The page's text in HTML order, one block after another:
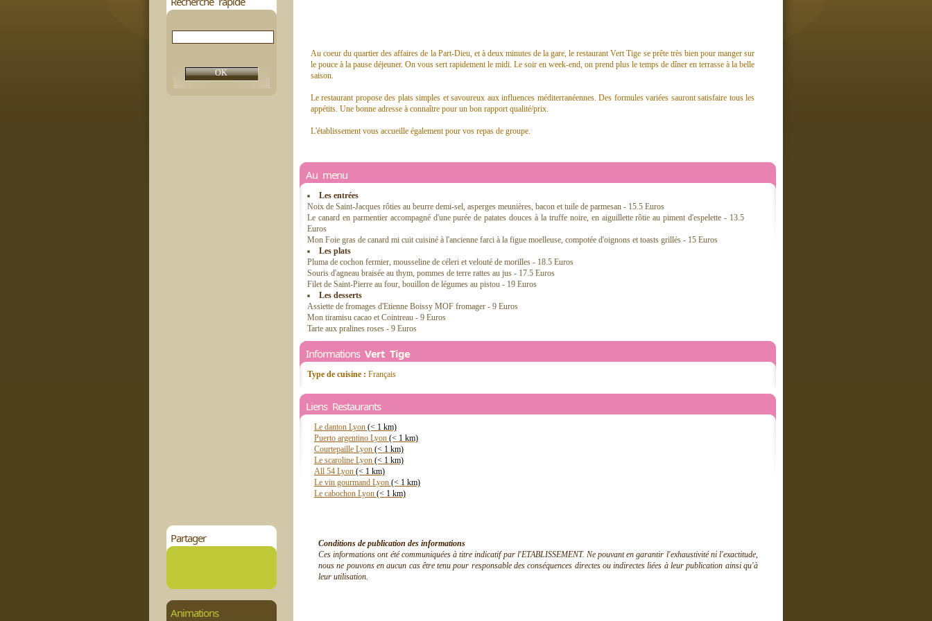
Partager
Animations
Au coeur du quartier des affaires de la Part-Dieu, et à deux minutes de la gare, le restaurant Vert Tige se prête très bien pour manger sur
le pouce à la pause déjeuner. On vous sert rapidement le midi. Le soir en week-end, on prend plus le temps de dîner en terrasse à la belle
saison.
Le restaurant propose des plats simples et savoureux aux influences méditerranéennes. Des formules variées sauront satisfaire tous les
appétits. Une bonne adresse à connaître pour un bon rapport qualité/prix.
L'établissement vous accueille également pour vos repas de groupe.
Au menu
Les entrées
Noix de Saint-Jacques rôties au beurre demi-sel, asperges meunières, bacon et tuile de parmesan - 15.5 Euros
Le canard en parmentier accompagné d'une purée de patates douces à la truffe noire, en aiguillette rôtie au piment d'espelette - 13.5
Euros
Mon Foie gras de canard mi cuit cuisiné à l'ancienne farci à la figue moelleuse, compotée d'oignons et toasts grillés - 15 Euros
Les plats
Pluma de cochon fermier, mousseline de céleri et velouté de morilles - 18.5 Euros
Souris d'agneau braisée au thym, pommes de terre rattes au jus - 17.5 Euros
Filet de Saint-Pierre au four, bouillon de légumes au pistou - 19 Euros
Les desserts
Assiette de fromages d'Etienne Boissy MOF fromager - 9 Euros
Mon tiramisu cacao et Cointreau - 9 Euros
Tarte aux pralines roses - 9 Euros
Informations Vert Tige
Type de cuisine : Français
Liens Restaurants
Le danton Lyon (< 1 km)
Puerto argentino Lyon (< 1 km)
Courtepaille Lyon (< 1 km)
Le scaroline Lyon (< 1 km)
All 54 Lyon (< 1 km)
Le vin gourmand Lyon (< 1 km)
Le cabochon Lyon (< 1 km)
Conditions de publication des informations
Ces informations ont été communiquées à titre indicatif par l'ETABLISSEMENT. Ne pouvant en garantir l'exhaustivité ni l'exactitude,
nous ne pouvons en aucun cas être tenu pour responsable des conséquences directes ou indirectes liées à leur publication ainsi qu'à
leur utilisation.